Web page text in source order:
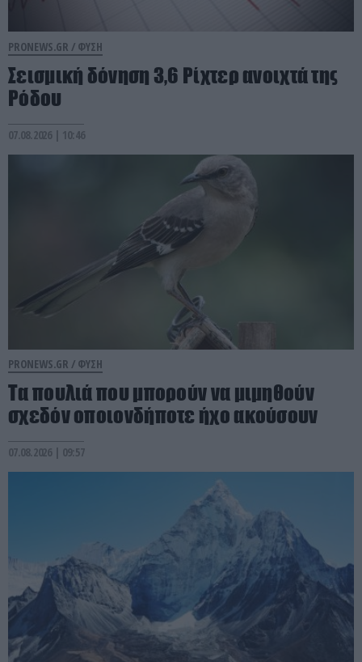
PRONEWS.GR / ΦΥΣΗ
Σεισμική δόνηση 3,6 Ρίχτερ ανοιχτά της
Ρόδου
07.08.2026 | 10:46
PRONEWS.GR / ΦΥΣΗ
Τα πουλιά που μπορούν να μιμηθούν
σχεδόν οποιονδήποτε ήχο ακούσουν
07.08.2026 | 09:57